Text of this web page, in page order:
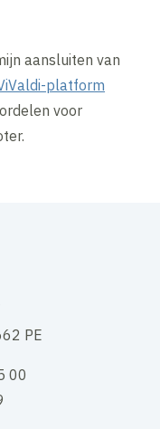
aansluiten van
platform
voor
PE
00